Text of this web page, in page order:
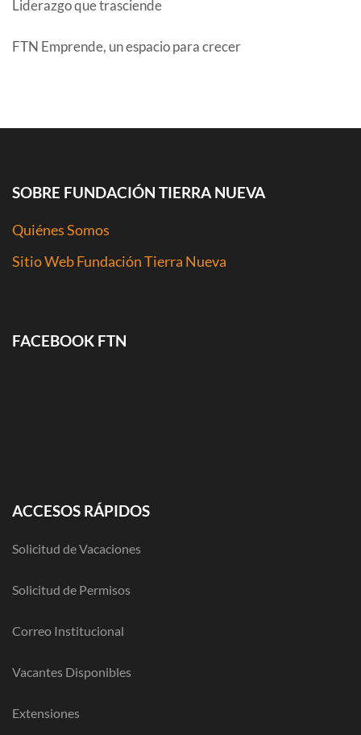
Liderazgo que trasciende
FTN Emprende, un espacio para crecer
SOBRE FUNDACIÓN TIERRA NUEVA
Quiénes Somos
Sitio Web Fundación Tierra Nueva
FACEBOOK FTN
ACCESOS RÁPIDOS
Solicitud de Vacaciones
Solicitud de Permisos
Correo Institucional
Vacantes Disponibles
Extensiones